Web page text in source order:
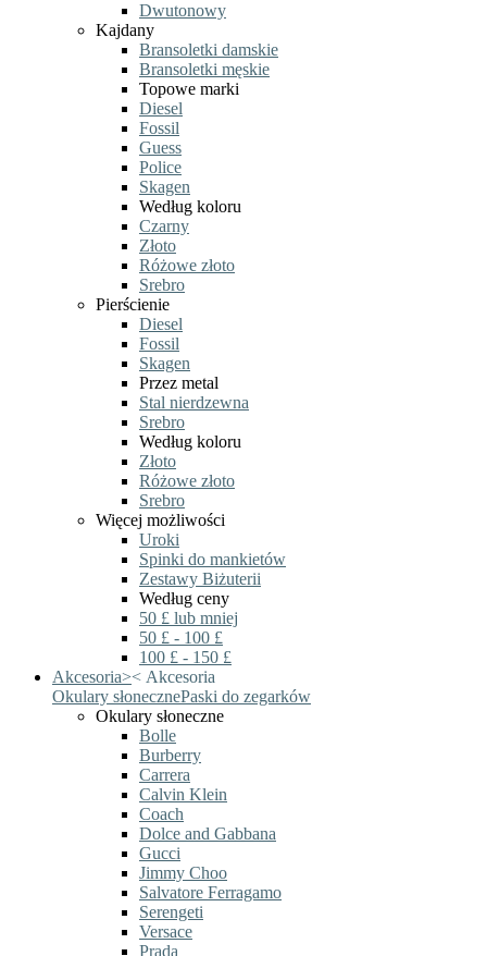
Dwutonowy
Kajdany
Bransoletki damskie
Bransoletki męskie
Topowe marki
Diesel
Fossil
Guess
Police
Skagen
Według koloru
Czarny
Złoto
Różowe złoto
Srebro
Pierścienie
Diesel
Fossil
Skagen
Przez metal
Stal nierdzewna
Srebro
Według koloru
Złoto
Różowe złoto
Srebro
Więcej możliwości
Uroki
Spinki do mankietów
Zestawy Biżuterii
Według ceny
50 £ lub mniej
50 £ - 100 £
100 £ - 150 £
Akcesoria>< Akcesoria
Okulary słonecznePaski do zegarków
Okulary słoneczne
Bolle
Burberry
Carrera
Calvin Klein
Coach
Dolce and Gabbana
Gucci
Jimmy Choo
Salvatore Ferragamo
Serengeti
Versace
Prada